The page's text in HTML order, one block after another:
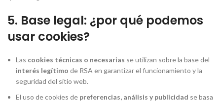
5. Base legal: ¿por qué podemos
usar cookies?
Las cookies técnicas o necesarias se utilizan sobre la base del
interés legítimo de RSA en garantizar el funcionamiento y la
seguridad del sitio web.
El uso de cookies de preferencias, análisis y publicidad se basa